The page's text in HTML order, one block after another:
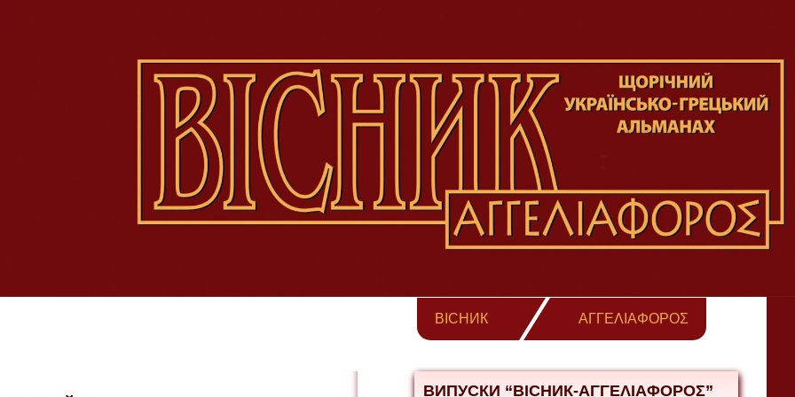
ВІСНИК ΑΓΓΕΛΙΑΦΟΡΟΣ
ВИПУСКИ “ВІСНИК-ΑΓΓΕΛΙΑΦΟΡΟΣ”